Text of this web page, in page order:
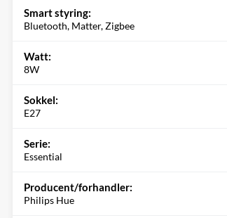
Smart styring:
Bluetooth, Matter, Zigbee
Watt:
8W
Sokkel:
E27
Serie:
Essential
Producent/forhandler:
Philips Hue